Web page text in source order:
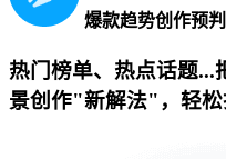
爆款趋势创作预判
热门榜单、热点话题...
景创作"新解法"，轻松